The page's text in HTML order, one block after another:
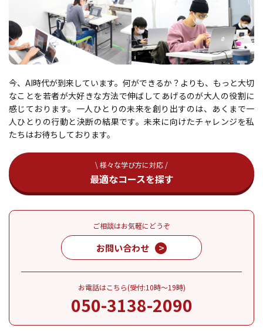
今、AI時代が到来しています。何ができるか？よりも、もっと大切
なことを若者が大好きな方法で伸ばしてあげるのが大人の役割に
感じております。一人ひとりの未来を創り出すのは、あくまで一
人ひとりの行動と決断の結果です。未来に向けたチャレンジを私
たちはお待ちしております。
\ 様々な学び方に対応 /
最適なコースを探す
ご相談はお気軽にどうぞ
お問い合わせ
お電話はこちら(受付:10時～19時)
050-3138-2090